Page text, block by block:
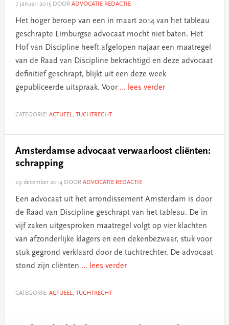
7 januari 2015DOOR ADVOCATIE REDACTIE
Het hoger beroep van een in maart 2014 van het tableau
geschrapte Limburgse advocaat mocht niet baten. Het
Hof van Discipline heeft afgelopen najaar een maatregel
van de Raad van Discipline bekrachtigd en deze advocaat
definitief geschrapt, blijkt uit een deze week
gepubliceerde uitspraak. Voor ... lees verder
CATEGORIE: ACTUEEL, TUCHTRECHT
Amsterdamse advocaat verwaarloost cliënten:
schrapping
29 december 2014DOOR ADVOCATIE REDACTIE
Een advocaat uit het arrondissement Amsterdam is door
de Raad van Discipline geschrapt van het tableau. De in
vijf zaken uitgesproken maatregel volgt op vier klachten
van afzonderlijke klagers en een dekenbezwaar, stuk voor
stuk gegrond verklaard door de tuchtrechter. De advocaat
stond zijn cliënten ... lees verder
CATEGORIE: ACTUEEL, TUCHTRECHT